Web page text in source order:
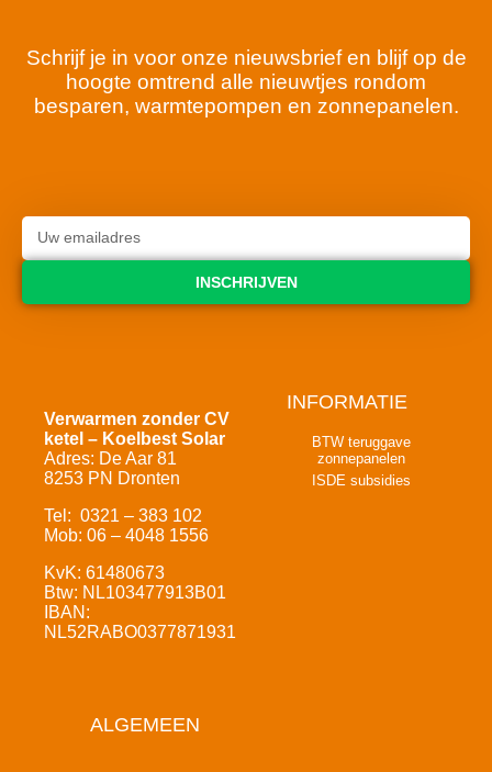
Schrijf je in voor onze nieuwsbrief en blijf op de
hoogte omtrend alle nieuwtjes rondom
besparen, warmtepompen en zonnepanelen.
INSCHRIJVEN
Verwarmen zonder CV
ketel – Koelbest Solar
Adres: De Aar 81
8253 PN Dronten
Tel: 0321 – 383 102
Mob: 06 – 4048 1556
KvK: 61480673
Btw: NL103477913B01
IBAN:
NL52RABO0377871931
INFORMATIE
BTW teruggave
zonnepanelen
ISDE subsidies
ALGEMEEN